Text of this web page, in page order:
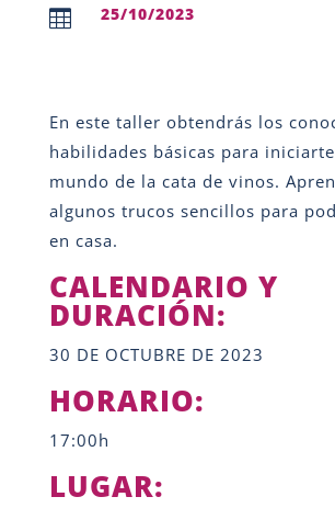
 25/10/2023
En este taller obtendrás los
habilidades básicas para
mundo de la cata de vinos.
algunos trucos sencillos para
en casa.
CALENDARIO Y
DURACIÓN:
30 DE OCTUBRE DE 2023
HORARIO:
17:00h
LUGAR: